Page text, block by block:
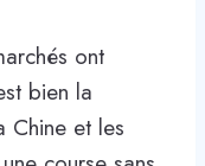
ont
bien la
Chine et les